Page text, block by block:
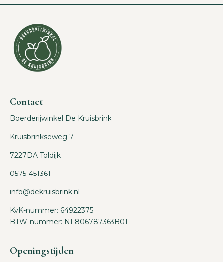
Contact
Boerderijwinkel De Kruisbrink
Kruisbrinkseweg 7
7227DA Toldijk
0575-451361
info@dekruisbrink.nl
KvK-nummer: 64922375
BTW-nummer: NL806787363B01
Openingstijden